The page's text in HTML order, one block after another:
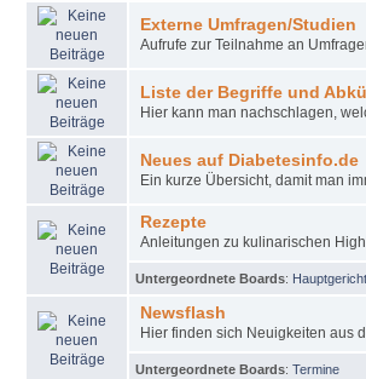
Externe Umfragen/Studien
Aufrufe zur Teilnahme an
Liste der Begriffe und
Hier kann man nachschlagen,
Neues auf Diabetesinfo.de
Ein kurze Übersicht, damit man
Rezepte
Anleitungen zu kulinarischen
Untergeordnete Boards:
Newsflash
Hier finden sich Neuigkeiten aus
Untergeordnete Boards: Termine